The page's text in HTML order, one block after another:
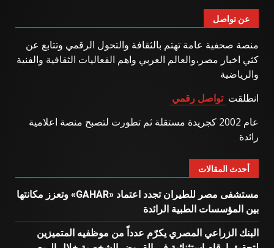
عن تواصل
منصة صحفية عامة تهتم بالثقافة والتحول الرقمي وتتابع عن
كثي اخبار مصر،والعالم العربي واهم الفعاليات الثقافية والفنية
والرياضية
انطلقت تواصل رقمي
عام 2002 كجريدة مستقلة ثم تطورت لتصبح منصة اعلامية
رائدة
أحدث المقالات
مستشفى مصر للطيران تجدد اعتماد «GAHAR» وتعزز مكانتها
بين المؤسسات الطبية الرائدة
البنك الزراعي المصري يكرّم عدداً من موظفيه المتميزين